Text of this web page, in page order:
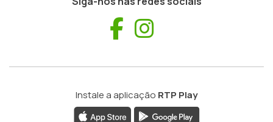
Facebook
Instale a aplicação RTP Play